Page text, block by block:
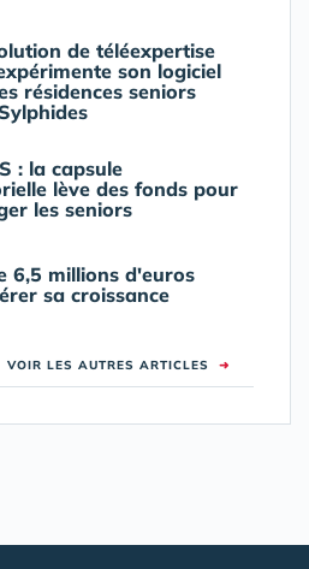
de téléexpertise
son logiciel
résidences seniors
: la capsule
lève des fonds pour
les seniors
6,5 millions d'euros
sa croissance
VOIR LES AUTRES ARTICLES ➜